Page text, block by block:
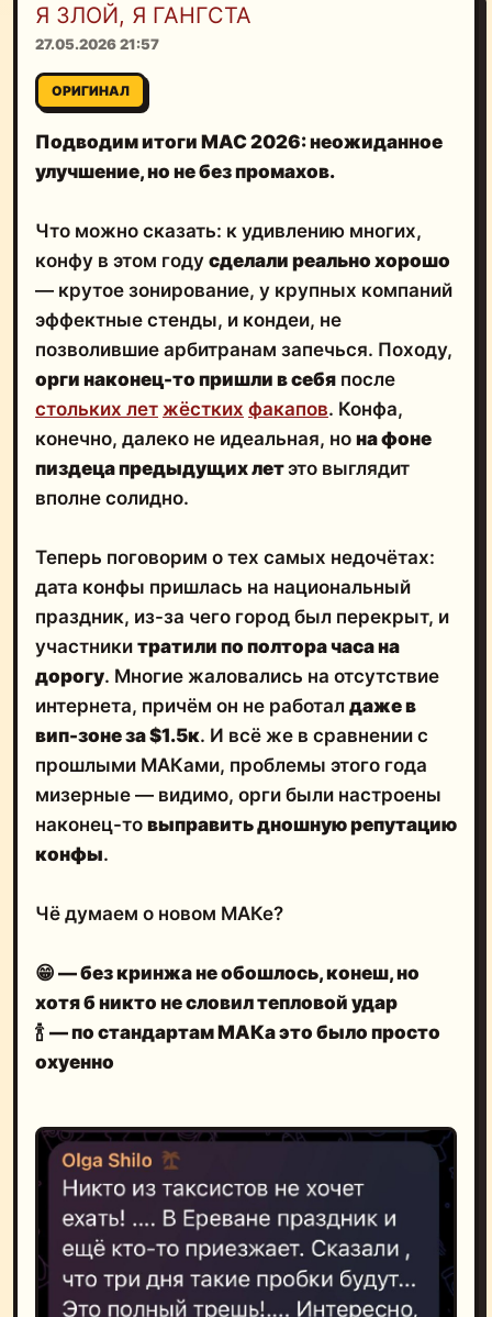
Я ЗЛОЙ, Я ГАНГСТА
27.05.2026 21:57
ОРИГИНАЛ
Подводим итоги MAC 2026: неожиданное
улучшение, но не без промахов.
Что можно сказать: к удивлению многих,
конфу в этом году сделали реально хорошо
— крутое зонирование, у крупных компаний
эффектные стенды, и кондеи, не
позволившие арбитранам запечься. Походу,
орги наконец-то пришли в себя после
стольких лет жёстких факапов. Конфа,
конечно, далеко не идеальная, но на фоне
пиздеца предыдущих летэто выглядит
вполне солидно.
Теперь поговорим о тех самых недочётах:
дата конфы пришлась на национальный
праздник, из-за чего город был перекрыт, и
участники тратили по полтора часа на
дорогу. Многие жаловались на отсутствие
интернета, причём он не работал даже в
вип-зоне за $1.5к. И всё же в сравнении с
прошлыми МАКами, проблемы этого года
мизерные — видимо, орги были настроены
наконец-то выправить дношную репутацию
конфы.
Чё думаем о новом МАКе?
😁 — без кринжа не обошлось, конеш, но
хотя б никто не словил тепловой удар
🍾 — по стандартам МАКа это было просто
охуенно